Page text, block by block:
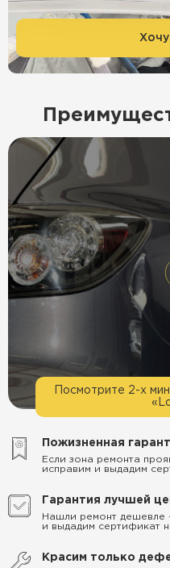
Посмотрите 2-х
Пожизненная
Если зона ремонта
исправим и выдадим
Гарантия лучшей
Нашли ремонт дешевле
и выдадим сертификат
Красим только